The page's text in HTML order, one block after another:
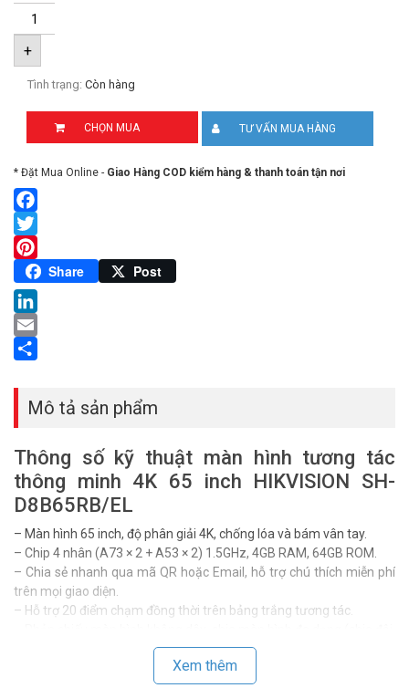
+
Tình trạng: Còn hàng
CHỌN MUA TƯ VẤN MUA HÀNG
* Đặt Mua Online - Giao Hàng COD kiểm hàng & thanh toán tận nơi
Facebook
Twitter
Pinterest
Share Post
LinkedIn
Email
Mô tả sản phẩm
Thông số kỹ thuật màn hình tương tác
thông minh 4K 65 inch HIKVISION SH-
D8B65RB/EL
– Màn hình 65 inch, độ phân giải 4K, chống lóa và bám vân tay.
– Chip 4 nhân (A73 × 2 + A53 × 2) 1.5GHz, 4GB RAM, 64GB ROM.
– Chia sẻ nhanh qua mã QR hoặc Email, hỗ trợ chú thích miễn phí
trên mọi giao diện.
– Hỗ trợ 20 điểm chạm đồng thời trên bảng trắng tương tác.
– Camera 8MP tích hợp, 6 mic đa hướng chống ồn, thu âm khoảng
Xem thêm